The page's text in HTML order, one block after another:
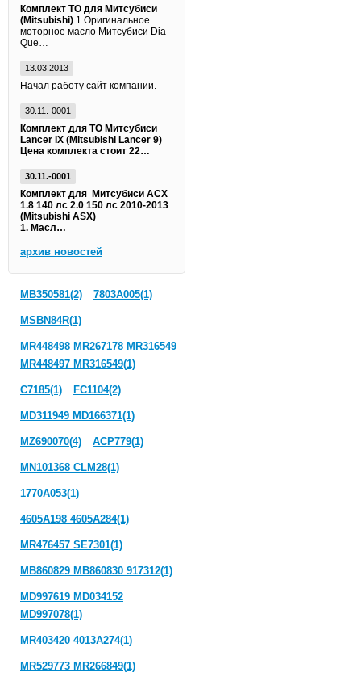
Комплект ТО для Митсубиси
(Mitsubishi) 1.Оригинальное
моторное масло Митсубиси Dia
Que…
13.03.2013
Начал работу сайт компании.
30.11.-0001
Комплект для ТО Митсубиси
Lancer IX (Mitsubishi Lancer 9)
Цена комплекта стоит 22…
30.11.-0001
Комплект для Митсубиси АСХ
1.8 140 лс 2.0 150 лс 2010-2013
(Mitsubishi ASX)
1. Масл…
архив новостей
MB350581(2) 7803A005(1)
MSBN84R(1)
MR448498 MR267178 MR316549
MR448497 MR316549(1)
C7185(1) FC1104(2)
MD311949 MD166371(1)
MZ690070(4) ACP779(1)
MN101368 CLM28(1)
1770A053(1)
4605A198 4605A284(1)
MR476457 SE7301(1)
MB860829 MB860830 917312(1)
MD997619 MD034152
MD997078(1)
MR403420 4013A274(1)
MR529773 MR266849(1)